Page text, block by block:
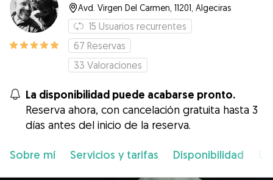
Avd. Virgen Del Carmen, 11201, Algeciras
15 Usuarios recurrentes
67 Reservas
33 Valoraciones
La disponibilidad puede acabarse pronto.
Reserva ahora, con cancelación gratuita hasta 3
días antes del inicio de la reserva.
Sobre mí Servicios y tarifas Disponibilidad